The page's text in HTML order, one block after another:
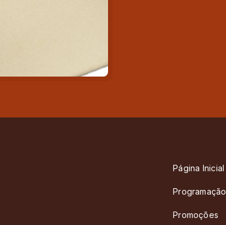
Página Inicial
Programação
Promoções